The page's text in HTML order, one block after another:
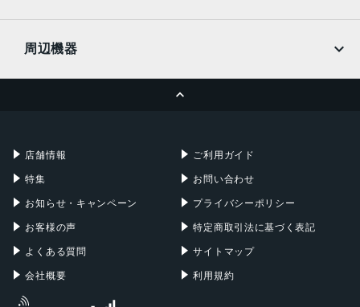
UQmobile
周辺機器
店舗情報
特集
お知らせ・キャンペーン
お客様の声
よくある質問
会社概要
ご利用ガイド
お問い合わせ
プライバシーポリシー
特定商取引法に基づく表記
サイトマップ
利用規約